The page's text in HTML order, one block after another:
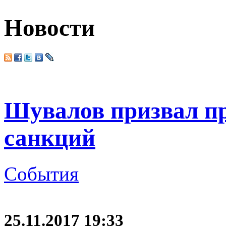
Новости
Шувалов призвал
санкций
События
25.11.2017 19:33